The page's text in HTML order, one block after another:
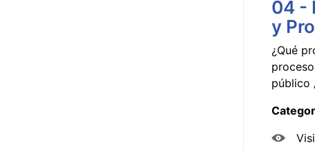
04 -
y
¿Qué
público